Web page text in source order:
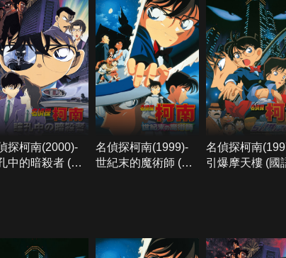
探柯南(2000)-
中的暗殺者 (國
名偵探柯南(1999)-
世紀末的魔術師 (國
名偵探柯南
引爆摩天樓 (國